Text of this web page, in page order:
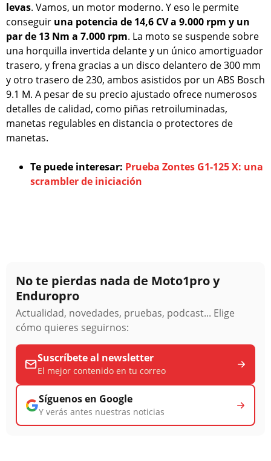
levas. Vamos, un motor moderno. Y eso le permite
conseguir una potencia de 14,6 CV a 9.000 rpm y un
par de 13 Nm a 7.000 rpm. La moto se suspende sobre
una horquilla invertida delante y un único amortiguador
trasero, y frena gracias a un disco delantero de 300 mm
y otro trasero de 230, ambos asistidos por un ABS Bosch
9.1 M. A pesar de su precio ajustado ofrece numerosos
detalles de calidad, como piñas retroiluminadas,
manetas regulables en distancia o protectores de
manetas.
Te puede interesar: Prueba Zontes G1-125 X: una
scrambler de iniciación
No te pierdas nada de Moto1pro y
Enduropro
Actualidad, novedades, pruebas, podcast... Elige
cómo quieres seguirnos:
Suscríbete al newsletter
El mejor contenido en tu correo
Síguenos en Google
Y verás antes nuestras noticias